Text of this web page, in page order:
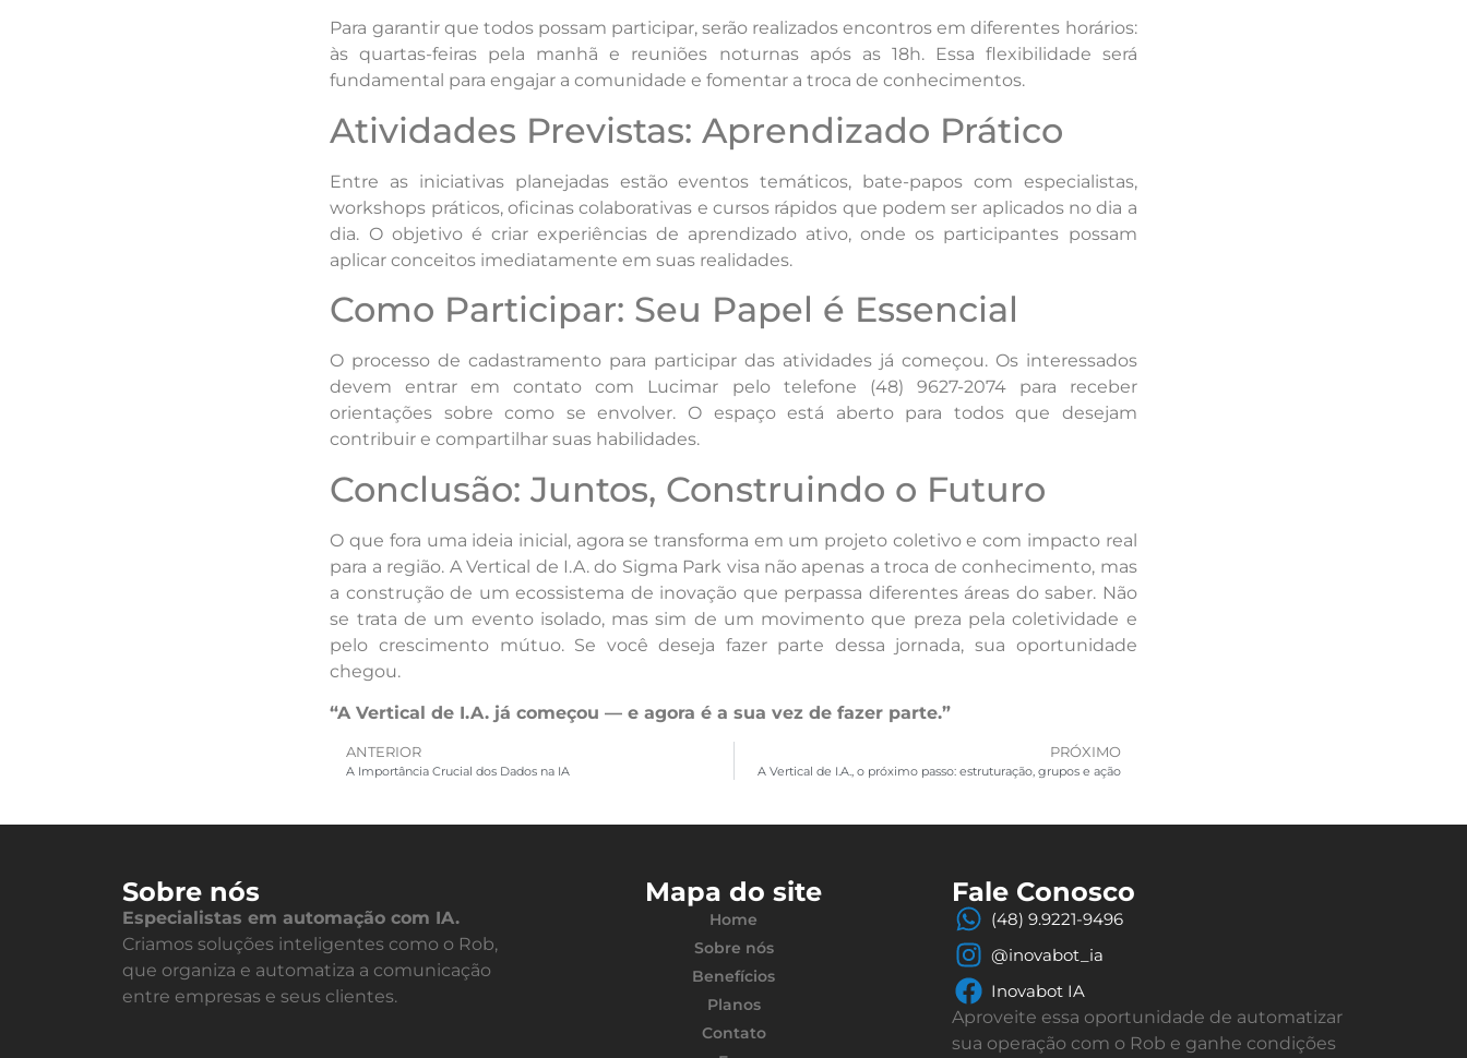
Para garantir que todos possam participar, serão realizados encontros em diferentes horários:
às quartas-feiras pela manhã e reuniões noturnas após as 18h. Essa flexibilidade será
fundamental para engajar a comunidade e fomentar a troca de conhecimentos.
Atividades Previstas: Aprendizado Prático
Entre as iniciativas planejadas estão eventos temáticos, bate-papos com especialistas,
workshops práticos, oficinas colaborativas e cursos rápidos que podem ser aplicados no dia a
dia. O objetivo é criar experiências de aprendizado ativo, onde os participantes possam
aplicar conceitos imediatamente em suas realidades.
Como Participar: Seu Papel é Essencial
O processo de cadastramento para participar das atividades já começou. Os interessados
devem entrar em contato com Lucimar pelo telefone (48) 9627-2074 para receber
orientações sobre como se envolver. O espaço está aberto para todos que desejam
contribuir e compartilhar suas habilidades.
Conclusão: Juntos, Construindo o Futuro
O que fora uma ideia inicial, agora se transforma em um projeto coletivo e com impacto real
para a região. A Vertical de I.A. do Sigma Park visa não apenas a troca de conhecimento, mas
a construção de um ecossistema de inovação que perpassa diferentes áreas do saber. Não
se trata de um evento isolado, mas sim de um movimento que preza pela coletividade e
pelo crescimento mútuo. Se você deseja fazer parte dessa jornada, sua oportunidade
chegou.
“A Vertical de I.A. já começou — e agora é a sua vez de fazer parte.”
ANTERIOR
A Importância Crucial dos Dados na IA
PRÓXIMO
A Vertical de I.A., o próximo passo: estruturação, grupos e ação
Sobre nós
Especialistas em automação com IA.
Criamos soluções inteligentes como o Rob,
que organiza e automatiza a comunicação
entre empresas e seus clientes.
Mapa do site
Home
Sobre nós
Benefícios
Planos
Contato
Fale Conosco
(48) 9.9221-9496
@inovabot_ia
Inovabot IA
Aproveite essa oportunidade de automatizar
sua operação com o Rob e ganhe condições